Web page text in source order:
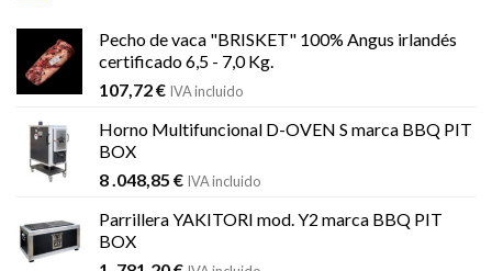
Pecho de vaca "BRISKET" 100% Angus irlandés
certificado 6,5 - 7,0 Kg.
107,72€ IVA incluido
Horno Multifuncional D-OVEN S marca BBQ PIT
BOX
8 .048,85 € IVA incluido
Parrillera YAKITORI mod. Y2 marca BBQ PIT
BOX